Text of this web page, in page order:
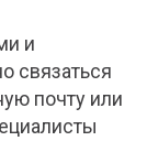
и
связаться
почту или